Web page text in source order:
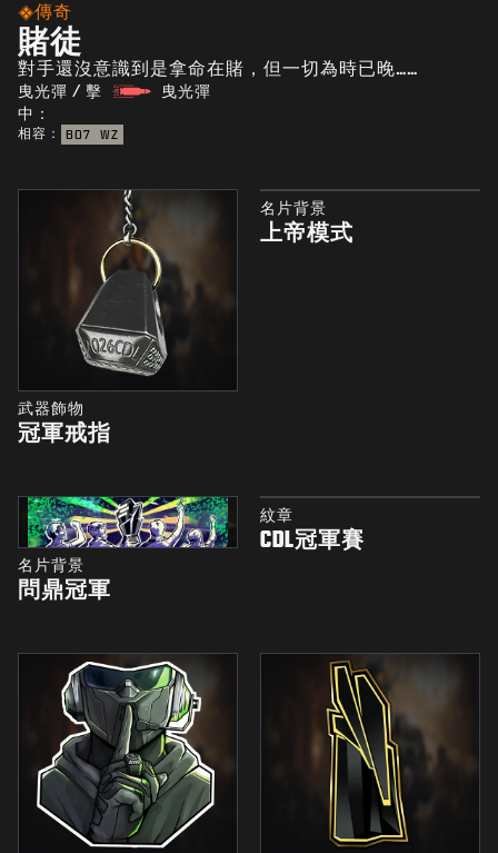
傳奇
賭徒
對手還沒意識到是拿命在賭，但一切為時已晚……
曳光彈 / 擊
中：
曳光彈
相容： BO7 WZ
武器飾物
冠軍戒指
名片背景
上帝模式
名片背景
問鼎冠軍
紋章
CDL冠軍賽